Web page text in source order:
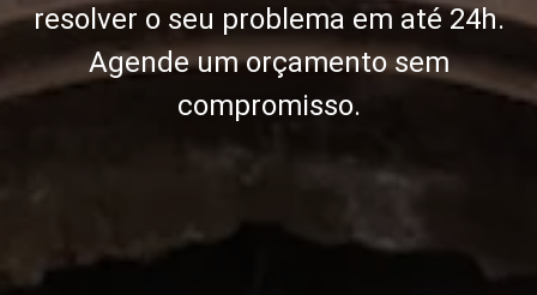
resolver o seu problema em até 24h.
Agende um orçamento sem
compromisso.